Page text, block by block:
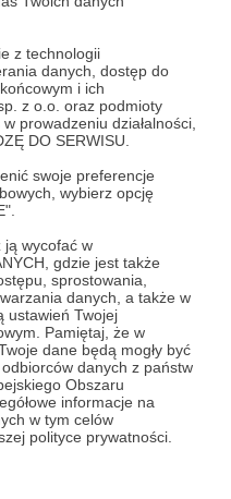
z technologii
danych, dostęp do
i ich
z o.o. oraz podmioty
prowadzeniu działalności,
DO SERWISU.
swoje preferencje
wybierz opcję
ją wycofać w
gdzie jest także
sprostowania,
danych, a także w
ustawień Twojej
Pamiętaj, że w
dane będą mogły być
danych z państw
Obszaru
informacje na
w tym celów
polityce prywatności.
Franciszka
Patronów!
Franciszkańskie Studio